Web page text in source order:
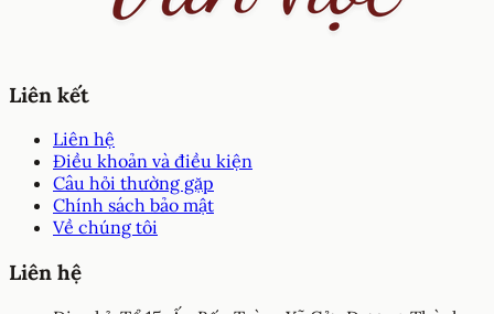
Liên kết
Liên hệ
Điều khoản và điều kiện
Câu hỏi thường gặp
Chính sách bảo mật
Về chúng tôi
Liên hệ